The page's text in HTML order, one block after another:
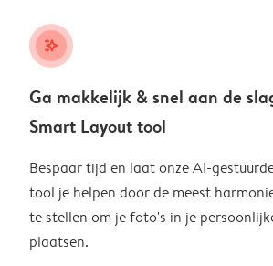
stars_plus
Ga makkelijk & snel aan de
Smart Layout tool
Bespaar tijd en laat onze AI-
tool je helpen door de meest
te stellen om je foto's in je
plaatsen.